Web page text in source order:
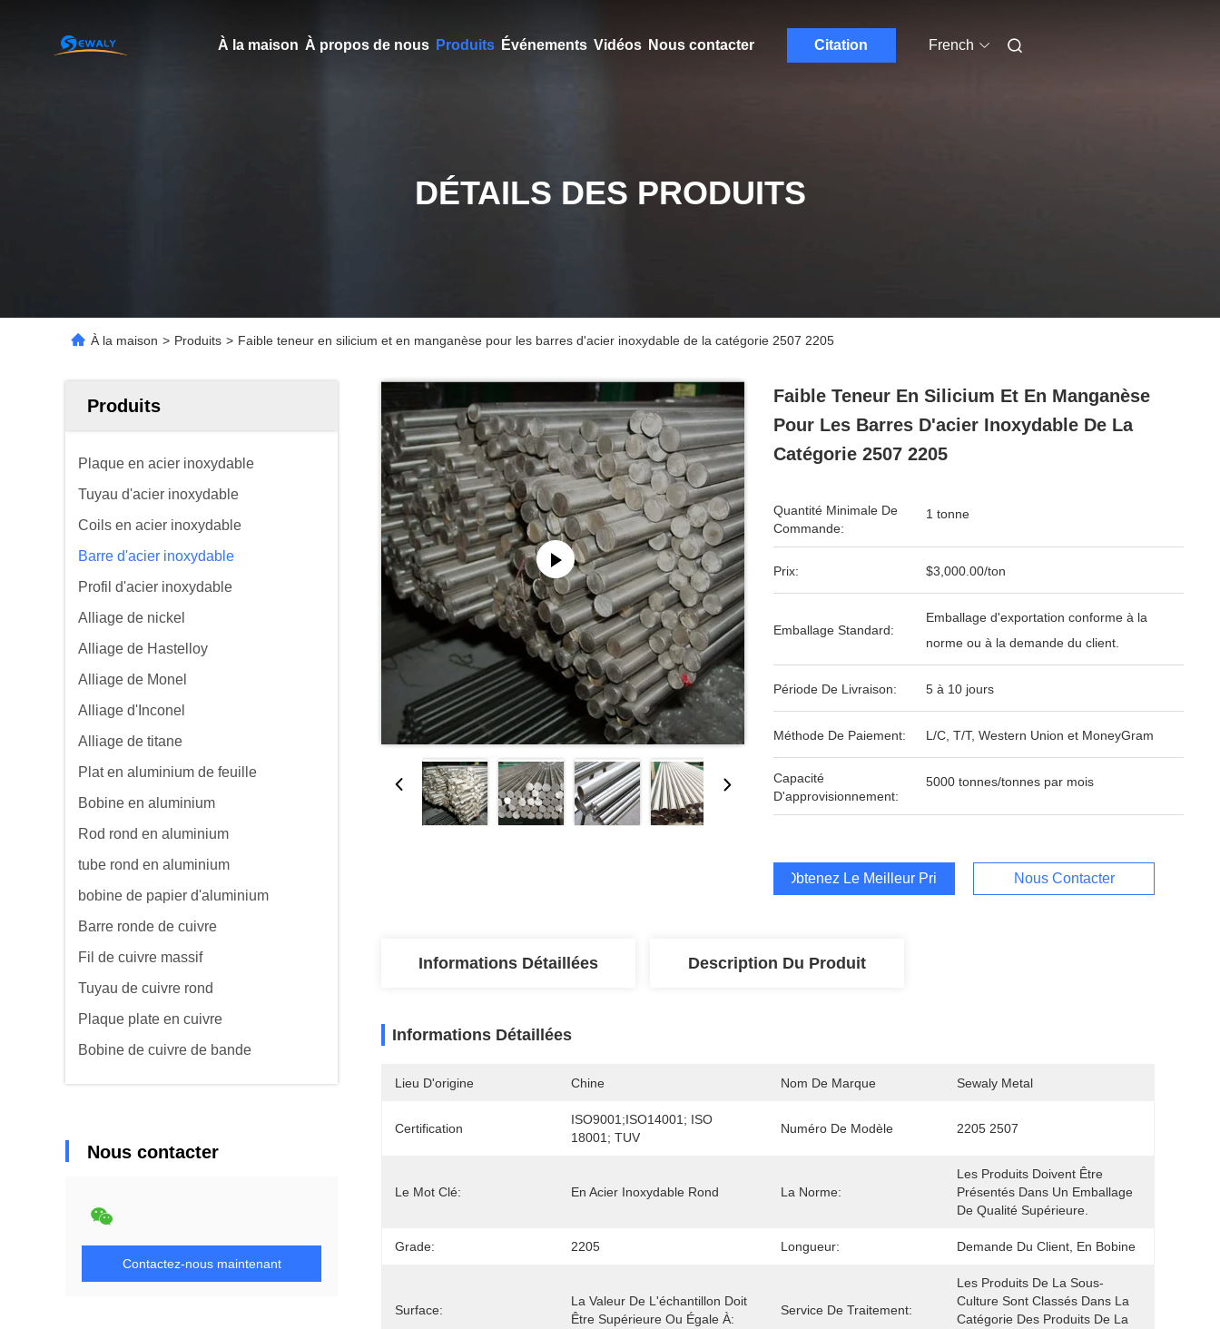
À la maison À propos de nous Produits Événements Vidéos Nous contacter Citation French
DÉTAILS DES PRODUITS
À la maison > Produits > Faible teneur en silicium et en manganèse pour les barres d'acier inoxydable de la catégorie 2507 2205
Produits
Plaque en acier inoxydable
Tuyau d'acier inoxydable
Coils en acier inoxydable
Barre d'acier inoxydable
Profil d'acier inoxydable
Alliage de nickel
Alliage de Hastelloy
Alliage de Monel
Alliage d'Inconel
Alliage de titane
Plat en aluminium de feuille
Bobine en aluminium
Rod rond en aluminium
tube rond en aluminium
bobine de papier d'aluminium
Barre ronde de cuivre
Fil de cuivre massif
Tuyau de cuivre rond
Plaque plate en cuivre
Bobine de cuivre de bande
Nous contacter
Contactez-nous maintenant
Faible Teneur En Silicium Et En Manganèse
Pour Les Barres D'acier Inoxydable De La
Catégorie 2507 2205
Quantité Minimale De
Commande:
1 tonne
Prix: $3,000.00/ton
Emballage Standard:
Emballage d'exportation conforme à la
norme ou à la demande du client.
Période De Livraison: 5 à 10 jours
Méthode De Paiement: L/C, T/T, Western Union et MoneyGram
Capacité
D'approvisionnement:
5000 tonnes/tonnes par mois
Obtenez Le Meilleur Prix Nous Contacter
Informations Détaillées Description Du Produit
Informations Détaillées
Lieu D'origine Chine Nom De Marque Sewaly Metal
Certification
ISO9001;ISO14001; ISO
18001; TUV
Numéro De Modèle 2205 2507
Le Mot Clé: En Acier Inoxydable Rond La Norme:
Les Produits Doivent Être
Présentés Dans Un Emballage
De Qualité Supérieure.
Grade: 2205 Longueur: Demande Du Client, En Bobine
Surface:
La Valeur De L'échantillon Doit
Être Supérieure Ou Égale À:
Service De Traitement:
Les Produits De La Sous-
Culture Sont Classés Dans La
Catégorie Des Produits De La